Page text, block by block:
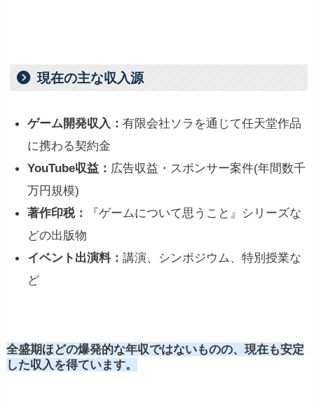
現在の主な収入源
ゲーム開発収入： 有限会社ソラを通じて任天堂作品
に携わる契約金
YouTube収益： 広告収益・スポンサー案件(年間数千
万円規模)
著作印税：
『ゲームについて思うこと』シリーズな
どの出版物
イベント出演料： 講演、シンポジウム、特別授業な
ど
全盛期ほどの爆発的な年収ではないものの、現在も安定
した収入を得ています。